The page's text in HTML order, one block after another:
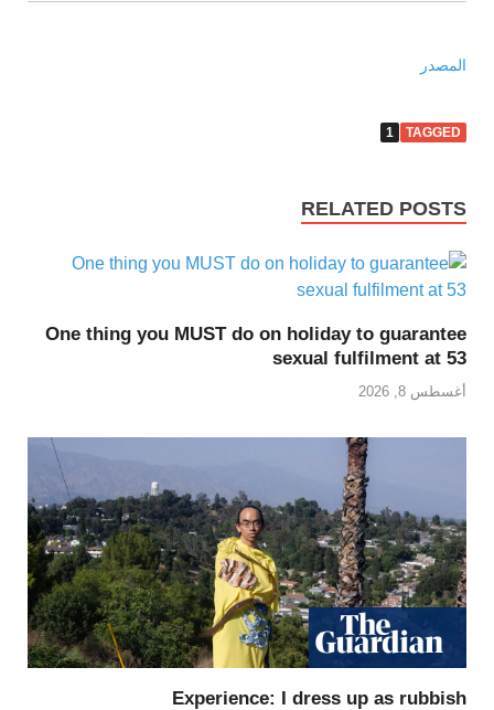
المصدر
TAGGED
1
RELATED POSTS
One thing you MUST do on holiday to guarantee
sexual fulfilment at 53
أغسطس 8, 2026
Experience: I dress up as rubbish